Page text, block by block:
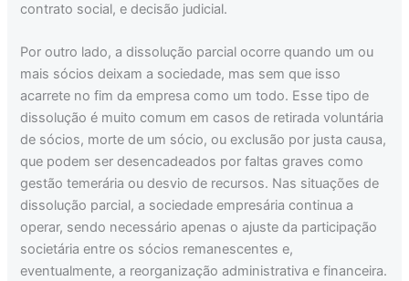
contrato social, e decisão judicial.
Por outro lado, a dissolução parcial ocorre quando um ou
mais sócios deixam a sociedade, mas sem que isso
acarrete no fim da empresa como um todo. Esse tipo de
dissolução é muito comum em casos de retirada voluntária
de sócios, morte de um sócio, ou exclusão por justa causa,
que podem ser desencadeados por faltas graves como
gestão temerária ou desvio de recursos. Nas situações de
dissolução parcial, a sociedade empresária continua a
operar, sendo necessário apenas o ajuste da participação
societária entre os sócios remanescentes e,
eventualmente, a reorganização administrativa e financeira.